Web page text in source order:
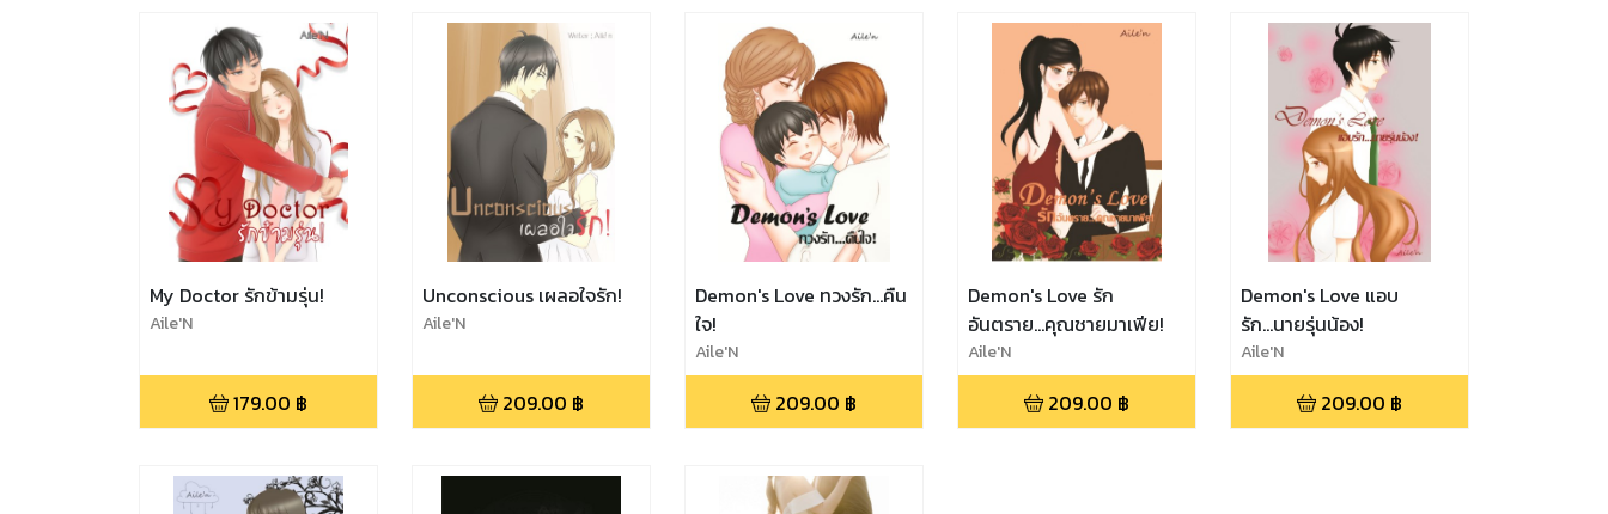
My Doctor รักข้ามรุ่น!
Aile'N
179.00 ฿
Unconscious เผลอใจรัก!
Aile'N
209.00 ฿
Demon's Love ทวงรัก...คืน
ใจ!
Aile'N
209.00 ฿
Demon's Love รัก
อันตราย...คุณชายมาเฟีย!
Aile'N
209.00 ฿
Demon's Love แอบ
รัก...นายรุ่นน้อง!
Aile'N
209.00 ฿